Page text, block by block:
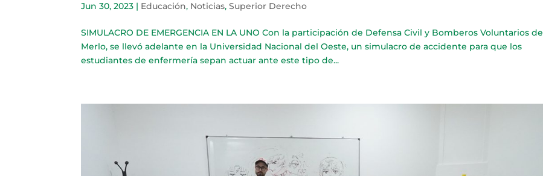
Jun 30, 2023 | Educación, Noticias,Superior Derecho
SIMULACRO DE EMERGENCIA EN LA UNO Con la participación de Defensa Civil y Bomberos Voluntarios de
Merlo, se llevó adelante en la Universidad Nacional del Oeste, un simulacro de accidente para que los
estudiantes de enfermería sepan actuar ante este tipo de...